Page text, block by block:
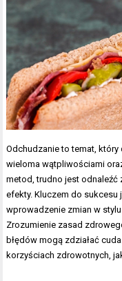
Odchudzanie to temat,
wieloma wątpliwościami
metod, trudno jest odnaleźć
efekty. Kluczem do
wprowadzenie zmian w
Zrozumienie zasad
błędów mogą zdziałać
korzyściach zdrowotnych,